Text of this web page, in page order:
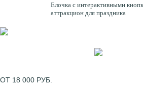
Елочка с интерактивными
аттракцион для праздника
ОТ 18 000 РУБ.